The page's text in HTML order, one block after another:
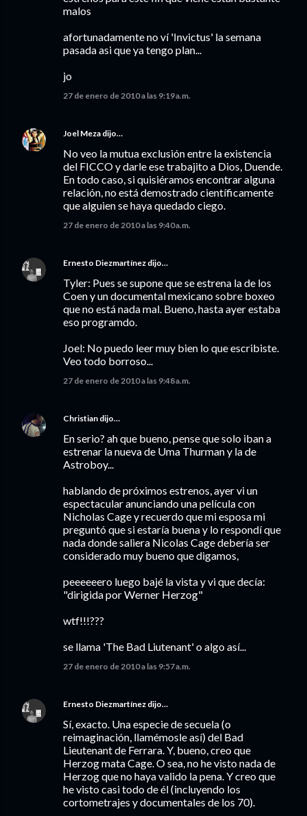
malos
afortunadamente no ví 'Invictus' la semana
pasada asi que ya tengo plan...
jo
27 de enero de 2010 a las 9:19 a.m.
Joel Meza dijo…
No veo la mutua exclusión entre la existencia
del FICCO y darle ese trabajito a Dios, Duende.
En todo caso, si quisiéramos encontrar alguna
relación, no está demostrado científicamente
que alguien se haya quedado ciego.
27 de enero de 2010 a las 9:40 a.m.
Ernesto Diezmartínez dijo…
Tyler: Pues se supone que se estrena la de los
Coen y un documental mexicano sobre boxeo
que no está nada mal. Bueno, hasta ayer estaba
eso programdo.
Joel: No puedo leer muy bien lo que escribiste.
Veo todo borroso...
27 de enero de 2010 a las 9:48 a.m.
Christian dijo…
En serio? ah que bueno, pense que solo iban a
estrenar la nueva de Uma Thurman y la de
Astroboy...
hablando de próximos estrenos, ayer vi un
espectacular anunciando una película con
Nicholas Cage y recuerdo que mi esposa mi
preguntó que si estaría buena y lo respondí que
nada donde saliera Nicolas Cage debería ser
considerado muy bueno que digamos,
peeeeeero luego bajé la vista y vi que decía:
"dirigida por Werner Herzog"
wtf!!!???
se llama 'The Bad Liutenant' o algo así...
27 de enero de 2010 a las 9:57 a.m.
Ernesto Diezmartínez dijo…
Sí, exacto. Una especie de secuela (o
reimaginación, llamémosle así) del Bad
Lieutenant de Ferrara. Y, bueno, creo que
Herzog mata Cage. O sea, no he visto nada de
Herzog que no haya valido la pena. Y creo que
he visto casi todo de él (incluyendo los
cortometrajes y documentales de los 70).